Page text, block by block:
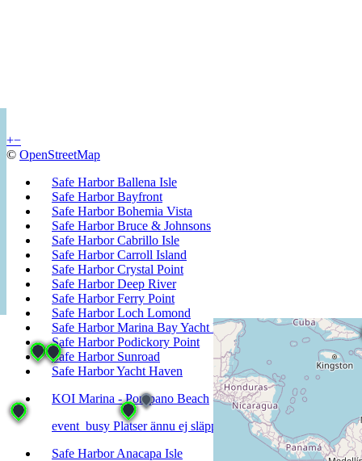
+−
© OpenStreetMap
Safe Harbor Ballena Isle
Safe Harbor Bayfront
Safe Harbor Bohemia Vista
Safe Harbor Bruce & Johnsons
Safe Harbor Cabrillo Isle
Safe Harbor Carroll Island
Safe Harbor Crystal Point
Safe Harbor Deep River
Safe Harbor Ferry Point
Safe Harbor Loch Lomond
Safe Harbor Marina Bay Yacht Harbor
Safe Harbor Podickory Point
Safe Harbor Sunroad
Safe Harbor Yacht Haven
KOI Marina - Pompano Beach
event_busy Platser ännu ej släppta för säsongen
Safe Harbor Anacapa Isle